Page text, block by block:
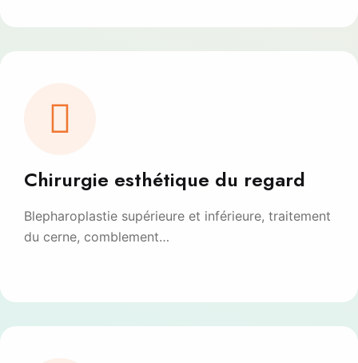
Chirurgie esthétique du regard
Blepharoplastie supérieure et inférieure, traitement
du cerne, comblement…